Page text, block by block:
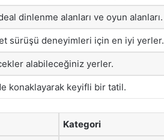
dinlenme alanları ve oyun alanları.
sürüşü deneyimleri için en iyi yerler.
alabileceğiniz yerler.
konaklayarak keyifli bir tatil.
Kategori